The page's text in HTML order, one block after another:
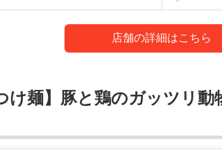
店舗の詳細はこちら
け麺】豚と鶏のガッツリ動